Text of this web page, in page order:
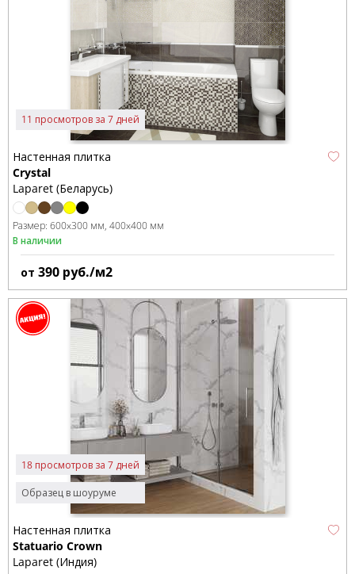
11 просмотров за 7 дней
Настенная плитка
Crystal
Laparet (Беларусь)
Размер: 600x300 мм 400x400 мм
В наличии
от 390 руб./м2
Образец в шоуруме
18 просмотров за 7 дней
Настенная плитка
Statuario Crown
Laparet (Индия)